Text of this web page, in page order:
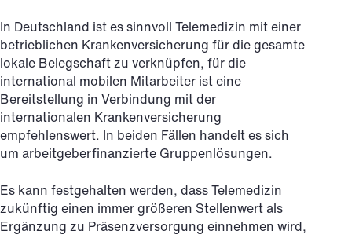
In Deutschland ist es sinnvoll Telemedizin mit einer
betrieblichen Krankenversicherung für die gesamte
lokale Belegschaft zu verknüpfen, für die
international mobilen Mitarbeiter ist eine
Bereitstellung in Verbindung mit der
internationalen Krankenversicherung
empfehlenswert. In beiden Fällen handelt es sich
um arbeitgeberfinanzierte Gruppenlösungen.
Es kann festgehalten werden, dass Telemedizin
zukünftig einen immer größeren Stellenwert als
Ergänzung zu Präsenzversorgung einnehmen wird,